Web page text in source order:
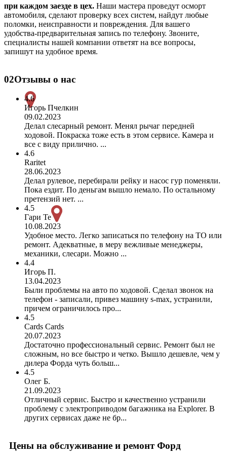
при каждом заезде в цех. Наши мастера проведут осморт
автомобиля, сделают проверку всех систем, найдут любые
поломки, неисправности и повреждения. Для вашего
удобства-предварительная запись по телефону. Звоните,
специалисты нашей компании ответят на все вопросы,
запишут на удобное время.
02Отзывы о нас
4.6
Игорь Пчелкин
09.02.2023
Делал слесарный ремонт. Менял рычаг передней
ходовой. Покраска тоже есть в этом сервисе. Камера и
все с виду прилично. ...
4.6
Raritet
28.06.2023
Делал рулевое, перебирали рейку и насос гур поменяли.
Пока ездит. По деньгам вышло немало. По остальному
претензий нет. ...
4.5
Гари Те
10.08.2023
Удобное место. Легко записаться по телефону на ТО или
ремонт. Адекватные, в меру вежливые менеджеры,
механики, слесари. Можно ...
4.4
Игорь П.
13.04.2023
Были проблемы на авто по ходовой. Сделал звонок на
телефон - записали, привез машину s-max, устранили,
причем ограничилось про...
4.5
Cards Cards
20.07.2023
Достаточно профессиональный сервис. Ремонт был не
сложным, но все быстро и четко. Вышло дешевле, чем у
дилера Форда чуть больш...
4.5
Олег Б.
21.09.2023
Отличный сервис. Быстро и качественно устранили
проблему с электроприводом багажника на Explorer. В
других сервисах даже не бр...
Цены на обслуживание и ремонт Форд